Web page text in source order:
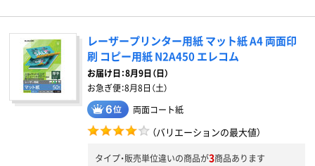
レーザープリンター用紙 マット紙 A4 両面印
刷 コピー用紙 N2A450 エレコム
お届け日：8月9日（日）
お急ぎ便：8月8日（土）
両面コート紙
（バリエーションの最大値）
タイプ・販売単位違いの商品が3商品あります